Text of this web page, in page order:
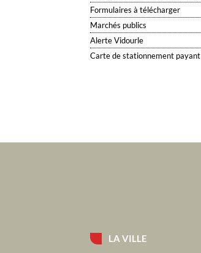
Formulaires à télécharger
Marchés publics
Alerte Vidourle
Carte de stationnement payant
LA VILLE